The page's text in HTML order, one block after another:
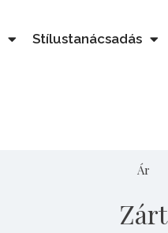
Stílustanácsadás
Ár
Zárt